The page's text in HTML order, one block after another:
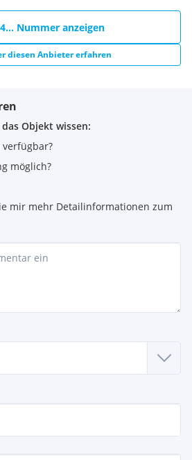
Nummer anzeigen
diesen Anbieter erfahren
Objekt wissen:
möglich?
mir mehr Detailinformationen zum